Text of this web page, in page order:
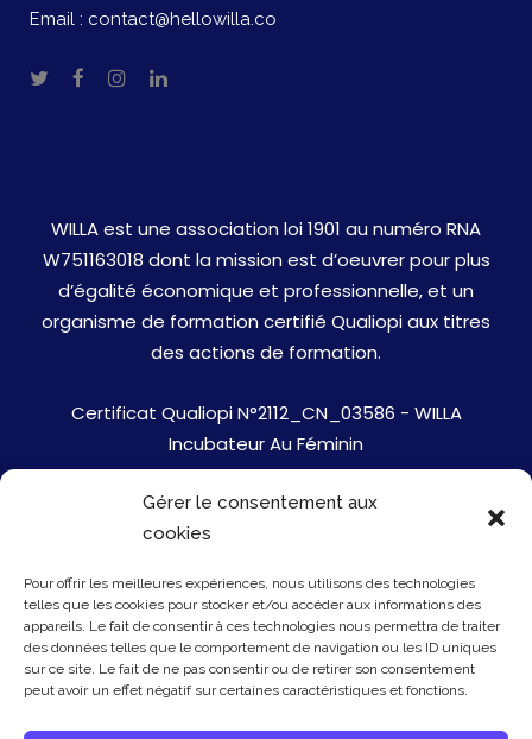
Gérer le consentement aux
cookies
Pour offrir les meilleures expériences, nous utilisons des technologies
telles que les cookies pour stocker et/ou accéder aux informations des
appareils. Le fait de consentir à ces technologies nous permettra de traiter
des données telles que le comportement de navigation ou les ID uniques
sur ce site. Le fait de ne pas consentir ou de retirer son consentement
peut avoir un effet négatif sur certaines caractéristiques et fonctions.
Email : contact@hellowilla.co
WILLA est une association loi 1901 au numéro RNA
W751163018 dont la mission est d’oeuvrer pour plus
d’égalité économique et professionnelle, et un
organisme de formation certifié Qualiopi aux titres
des actions de formation.
Certificat Qualiopi N°2112_CN_03586 - WILLA
Incubateur Au Féminin
Jobs
Mentions Légales
Politique de cookies
Presse